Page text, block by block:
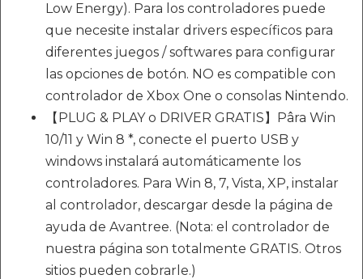
Low Energy). Para los controladores puede
que necesite instalar drivers específicos para
diferentes juegos / softwares para configurar
las opciones de botón. NO es compatible con
controlador de Xbox One o consolas Nintendo.
【PLUG & PLAY o DRIVER GRATIS】Pâra Win
10/11 y Win 8 *, conecte el puerto USB y
windows instalará automáticamente los
controladores. Para Win 8, 7, Vista, XP, instalar
al controlador, descargar desde la página de
ayuda de Avantree. (Nota: el controlador de
nuestra página son totalmente GRATIS. Otros
sitios pueden cobrarle.)